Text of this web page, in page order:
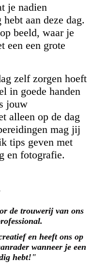
je nadien
aan deze dag.
beeld, waar je
een een grote
zelf zorgen hoeft
in goede handen
jouw
alleen op de dag
mag jij
tips geven met
en fotografie.
de trouwerij van ons
en heeft ons op
wanneer je een
hebt!"